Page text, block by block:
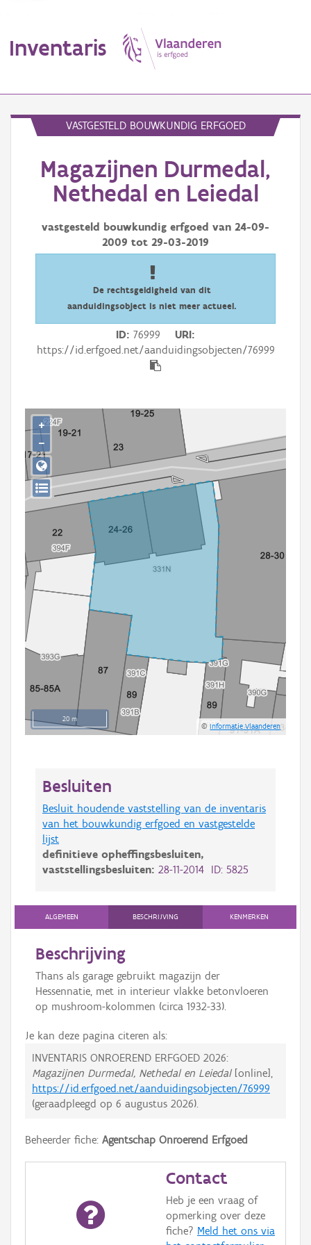
Inventaris
Erfgoedobject
Aanduidingsobject
Waarneming
Downloads
Aanmelden
VASTGESTELD BOUWKUNDIG ERFGOED
Magazijnen Durmedal,
Nethedal en Leiedal
vastgesteld bouwkundig erfgoed van 24-09-
2009 tot 29-03-2019
De rechtsgeldigheid van dit
aanduidingsobject is niet meer actueel.
ID 76999
URI
https://id.erfgoed.net/aanduidingsobjecten/76999
20 m
©Informatie Vlaanderen
+
−
Besluiten
Besluit houdende vaststelling van de inventaris
van het bouwkundig erfgoed en vastgestelde
lijst
definitieve opheffingsbesluiten,
vaststellingsbesluiten: 28-11-2014 ID: 5825
ALGEMEEN BESCHRIJVING KENMERKEN
Beschrijving
Thans als garage gebruikt magazijn der
Hessennatie, met in interieur vlakke betonvloeren
op mushroom-kolommen (circa 1932-33).
Je kan deze pagina citeren als:
INVENTARIS ONROEREND ERFGOED 2026:
Magazijnen Durmedal, Nethedal en Leiedal[online],
https://id.erfgoed.net/aanduidingsobjecten/76999
(geraadpleegd op 6 augustus 2026).
Beheerder fiche: Agentschap Onroerend Erfgoed
Contact
Heb je een vraag of
opmerking over deze
fiche? Meld het ons via